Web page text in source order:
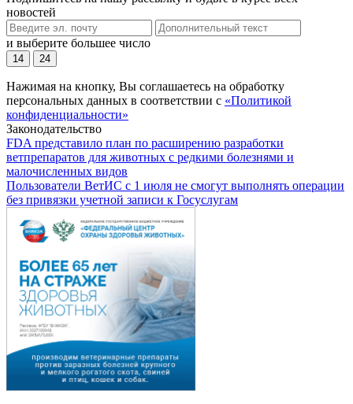
новостей
и выберите большее число
14 24
Нажимая на кнопку, Вы соглашаетесь на обработку
персональных данных в соответствии с «Политикой
конфиденциальности»
Законодательство
FDA представило план по расширению разработки
ветпрепаратов для животных с редкими болезнями и
малочисленных видов
Пользователи ВетИС с 1 июля не смогут выполнять операции
без привязки учетной записи к Госуслугам